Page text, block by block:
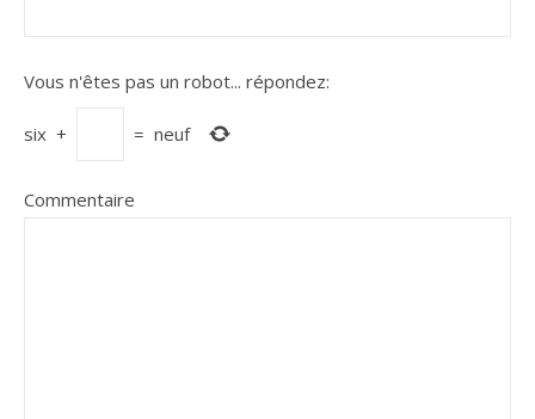
Vous n'êtes pas un robot... répondez:
six + = neuf
Commentaire